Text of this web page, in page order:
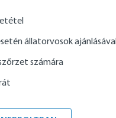
állatorvosok
számára